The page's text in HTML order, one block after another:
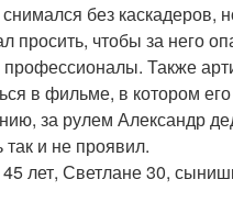
без каскадеров,
просить, чтобы за него
Также
в фильме, в котором
за рулем Александр
так и не проявил.
лет, Светлане 30,